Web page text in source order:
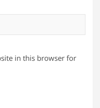
in this browser for